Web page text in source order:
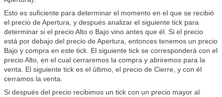
Esto es suficiente para determinar el momento en el que se recibió
el precio de Apertura, y después analizar el siguiente tick para
determinar si el precio Alto o Bajo vino antes que él. Si el precio
está por debajo del precio de Apertura, entonces tenemos un precio
Bajo y compra en este tick. El siguiente tick se corresponderá con el
precio Alto, en el cual cerraremos la compra y abriremos para la
venta. El siguiente tick es el último, el precio de Cierre, y con él
cerramos la venta.
Si después del precio recibimos un tick con un precio mayor al